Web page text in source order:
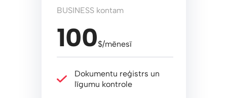
BUSINESS kontam
100$/mēnesī
Dokumentu reģistrs un
līgumu kontrole